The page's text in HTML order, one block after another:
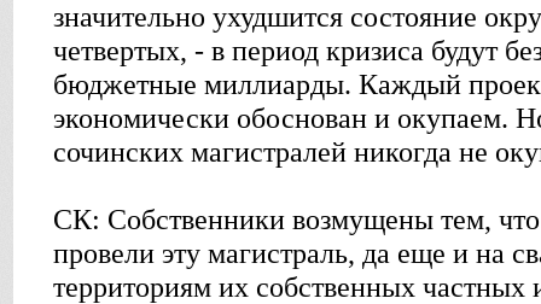
значительно ухудшится состояние
четвертых, - в период кризиса будут
бюджетные миллиарды. Каждый
экономически обоснован и окупаем.
сочинских магистралей никогда не
СК: Собственники возмущены тем,
провели эту магистраль, да еще и на
территориям их собственных частных